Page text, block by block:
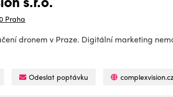
s.r.o.
Praha
dronem v Praze. Digitální marketing
Odeslat poptávku